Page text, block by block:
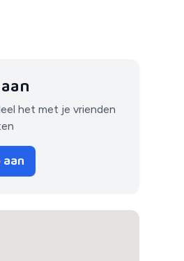
het met je vrienden